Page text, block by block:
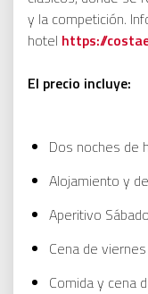
y la competición.
hotel https://
El precio incluye:
Dos noches de
Alojamiento y
Aperitivo Sábado
Cena de viernes
Comida y cena